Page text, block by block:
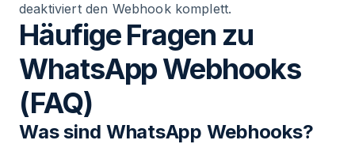
deaktiviert den Webhook komplett.
Häufige Fragen zu
WhatsApp Webhooks
(FAQ)
Was sind WhatsApp Webhooks?